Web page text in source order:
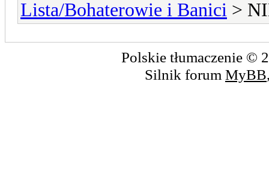
Lista/Bohaterowie i Banici >
Polskie tłumaczenie ©
Silnik forum MyBB